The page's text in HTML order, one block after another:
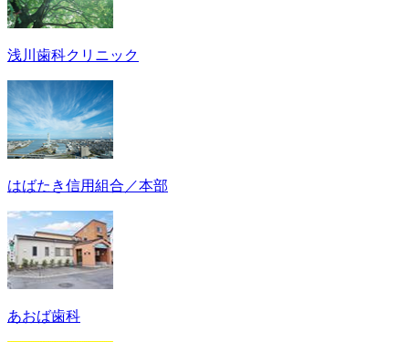
浅川歯科クリニック
はばたき信用組合／本部
あおば歯科